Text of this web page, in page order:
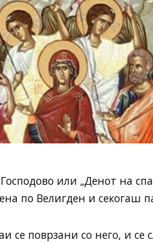
или „Денот на
по Велигден и секогаш
се поврзани со него, и се